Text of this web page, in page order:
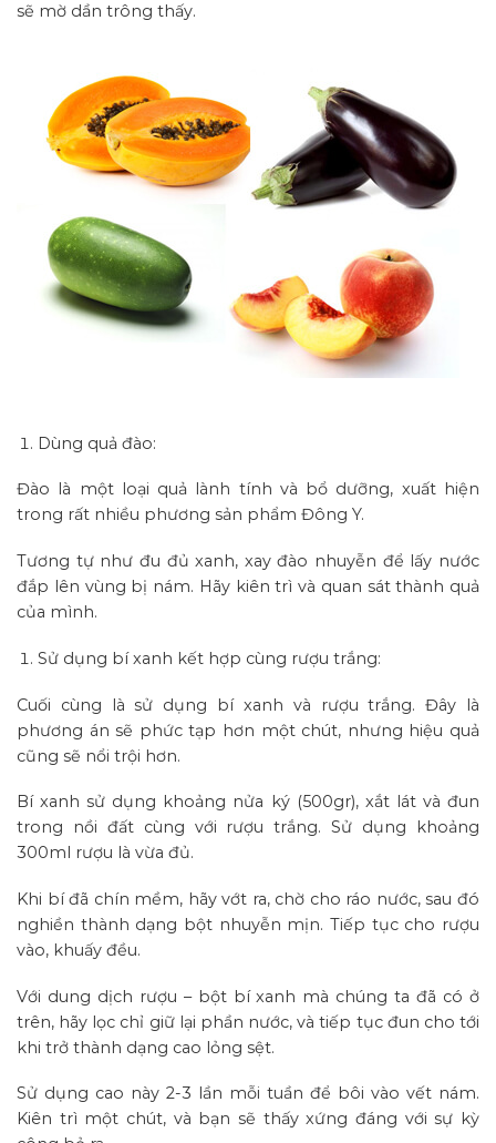
sẽ mờ dần trông thấy.
Dùng quả đào:
Đào là một loại quả lành tính và bổ dưỡng, xuất hiện
trong rất nhiều phương sản phẩm Đông Y.
Tương tự như đu đủ xanh, xay đào nhuyễn để lấy nước
đắp lên vùng bị nám. Hãy kiên trì và quan sát thành quả
của mình.
Sử dụng bí xanh kết hợp cùng rượu trắng:
Cuối cùng là sử dụng bí xanh và rượu trắng. Đây là
phương án sẽ phức tạp hơn một chút, nhưng hiệu quả
cũng sẽ nổi trội hơn.
Bí xanh sử dụng khoảng nửa ký (500gr), xắt lát và đun
trong nồi đất cùng với rượu trắng. Sử dụng khoảng
300ml rượu là vừa đủ.
Khi bí đã chín mềm, hãy vớt ra, chờ cho ráo nước, sau đó
nghiền thành dạng bột nhuyễn mịn. Tiếp tục cho rượu
vào, khuấy đều.
Với dung dịch rượu – bột bí xanh mà chúng ta đã có ở
trên, hãy lọc chỉ giữ lại phần nước, và tiếp tục đun cho tới
khi trở thành dạng cao lỏng sệt.
Sử dụng cao này 2-3 lần mỗi tuần để bôi vào vết nám.
Kiên trì một chút, và bạn sẽ thấy xứng đáng với sự kỳ